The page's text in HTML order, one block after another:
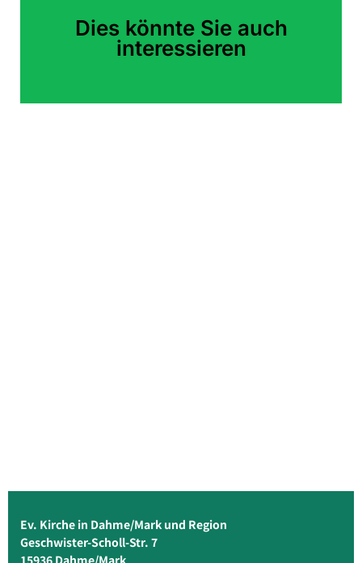
Dies könnte Sie auch
interessieren
Ev. Kirche in Dahme/Mark und Region
Geschwister-Scholl-Str. 7